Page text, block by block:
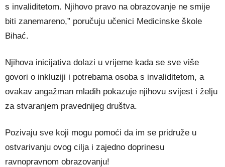
s invaliditetom. Njihovo pravo na obrazovanje ne smije
biti zanemareno,” poručuju učenici Medicinske škole
Bihać.
Njihova inicijativa dolazi u vrijeme kada se sve više
govori o inkluziji i potrebama osoba s invaliditetom, a
ovakav angažman mladih pokazuje njihovu svijest i želju
za stvaranjem pravednijeg društva.
Pozivaju sve koji mogu pomoći da im se pridruže u
ostvarivanju ovog cilja i zajedno doprinesu
ravnopravnom obrazovanju!